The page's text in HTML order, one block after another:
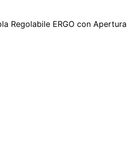
Regolabile ERGO con Apertura